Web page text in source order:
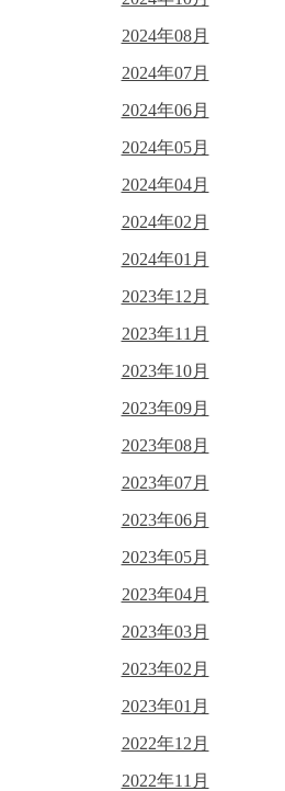
2024年08月
2024年07月
2024年06月
2024年05月
2024年04月
2024年02月
2024年01月
2023年12月
2023年11月
2023年10月
2023年09月
2023年08月
2023年07月
2023年06月
2023年05月
2023年04月
2023年03月
2023年02月
2023年01月
2022年12月
2022年11月